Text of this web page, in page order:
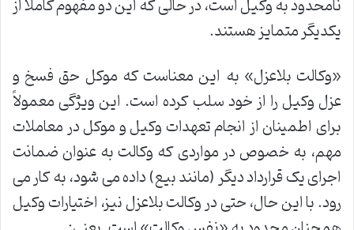
نامحدود به وکیل است، در حالی که این دو مفهوم کاملاً از
یکدیگر متمایز هستند.
«وکالت بلاعزل» به این معناست که موکل حق فسخ و
عزل وکیل را از خود سلب کرده است. این ویژگی معمولاً
برای اطمینان از انجام تعهدات وکیل و موکل در معاملات
مهم، به خصوص در مواردی که وکالت به عنوان ضمانت
اجرای یک قرارداد دیگر (مانند بیع) داده می شود، به کار می
رود. با این حال، حتی در وکالت بلاعزل نیز، اختیارات وکیل